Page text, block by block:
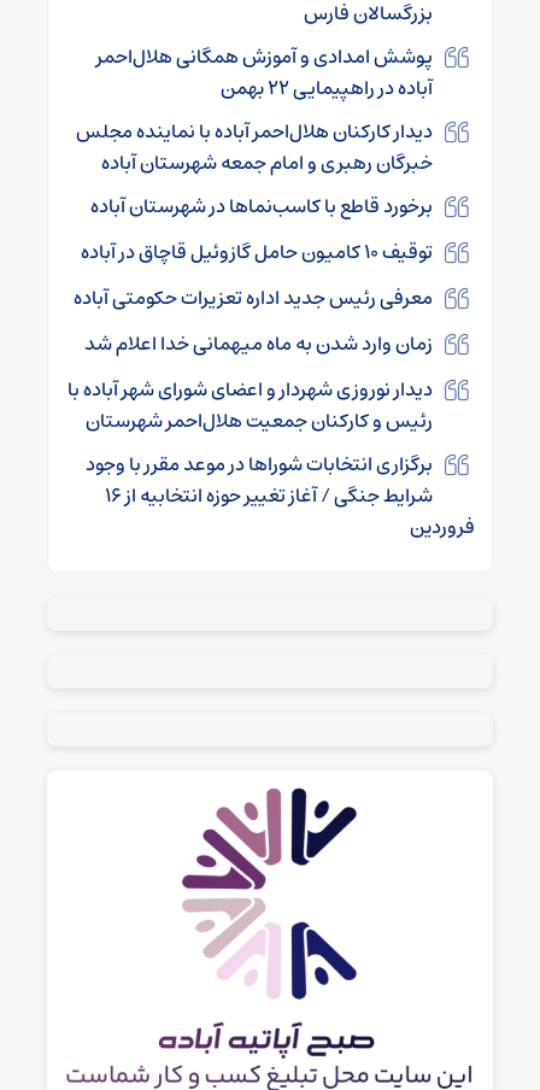
بزرگسالان فارس
پوشش امدادی و آموزش همگانی هلال‌احمر
آباده در راهپیمایی ۲۲ بهمن
دیدار کارکنان هلال‌احمر آباده با نماینده مجلس
خبرگان رهبری و امام جمعه شهرستان آباده
برخورد قاطع با کاسب‌نماها در شهرستان آباده
توقیف ۱۰ کامیون حامل گازوئیل قاچاق در آباده
معرفی رئیس جدید اداره تعزیرات حکومتی آباده
زمان وارد شدن به ماه میهمانی خدا اعلام شد
دیدار نوروزی شهردار و اعضای شورای شهر آباده با
رئیس و کارکنان جمعیت هلال‌احمر شهرستان
برگزاری انتخابات شوراها در موعد مقرر با وجود
شرایط جنگی / آغاز تغییر حوزه انتخابیه از ۱۶
فروردین